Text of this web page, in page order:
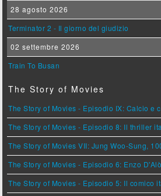
28 agosto 2026
Terminator 2 - Il giorno del giudizio
02 settembre 2026
Train To Busan
The Story of Movies
The Story of Movies - Episodio IX: Calcio e
The Story of Movies - Episodio 8: Il thriller
The Story of Movies VII: Jung Woo-Sung,
The Story of Movies - Episodio 6: Enzo
The Story of Movies - Episodio 5: Il comico